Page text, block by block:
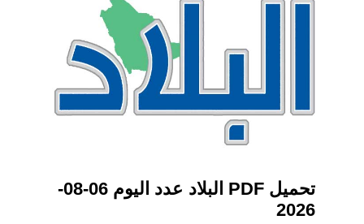
تحميل PDF البلاد عدد اليوم 06-08-
2026